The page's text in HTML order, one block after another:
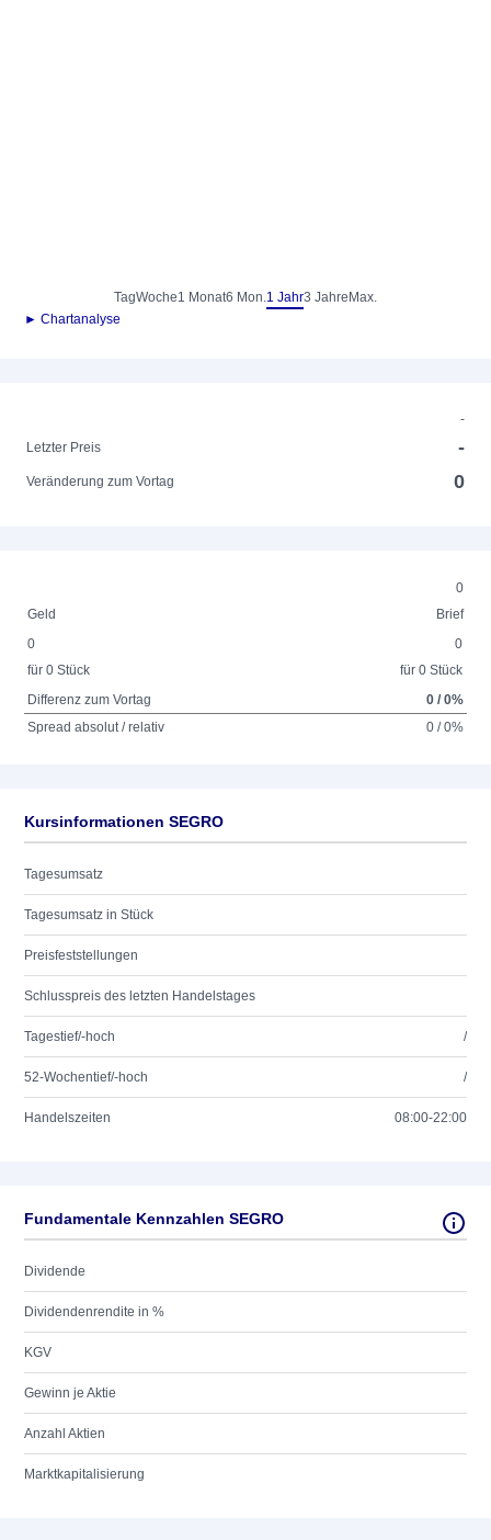
TagWoche1 Monat6 Mon.1 Jahr3 Jahre Max.
► Chartanalyse
-
Letzter Preis
-
Veränderung zum Vortag 0
0
Geld
Brief
0
für 0 Stück
0
für 0 Stück
Differenz zum Vortag
0 / 0%
Spread absolut / relativ
0 / 0%
Kursinformationen SEGRO
Tagesumsatz
Tagesumsatz in Stück
Preisfeststellungen
Schlusspreis des letzten Handelstages
Tagestief/-hoch /
52-Wochentief/-hoch /
Handelszeiten 08:00-22:00
Fundamentale Kennzahlen SEGRO
Dividende
Dividendenrendite in %
KGV
Gewinn je Aktie
Anzahl Aktien
Marktkapitalisierung